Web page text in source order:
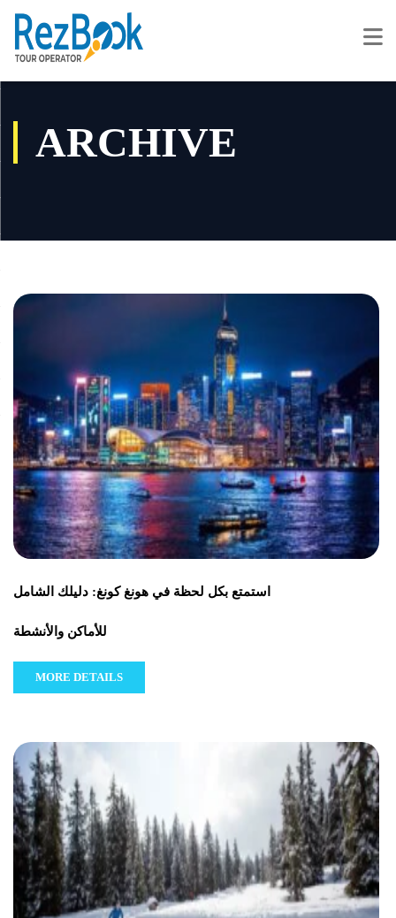
ARCHIVE
استمتع بكل لحظة في هونغ كونغ: دليلك الشامل
للأماكن والأنشطة
MORE DETAILS